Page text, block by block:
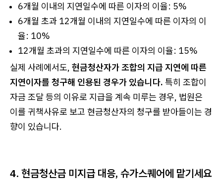
6개월 이내의 지연일수에 따른 이자의 이율: 5%
6개월 초과 12개월 이내의 지연일수에 따른 이자의 이
율: 10%
12개월 초과의 지연일수에 따른 이자의 이율: 15%
실제 사례에서도, 현금청산자가 조합의 지급 지연에 따른
지연이자를 청구해 인용된 경우가 있습니다. 특히 조합이
자금 조달 등의 이유로 지급을 계속 미루는 경우, 법원은
이를 귀책사유로 보고 현금청산자의 청구를 받아들이는 경
향이 있습니다.
4. 현금청산금 미지급 대응, 슈가스퀘어에 맡기세요